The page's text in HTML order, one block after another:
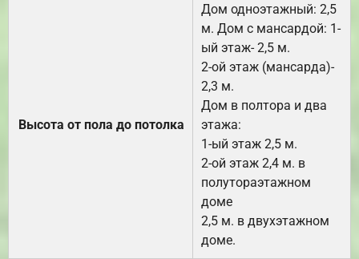
Высота от пола до потолка
Дом одноэтажный: 2,5
м. Дом с мансардой: 1-
ый этаж- 2,5 м.
2-ой этаж (мансарда)-
2,3 м.
Дом в полтора и два
этажа:
1-ый этаж 2,5 м.
2-ой этаж 2,4 м. в
полутораэтажном
доме
2,5 м. в двухэтажном
доме.